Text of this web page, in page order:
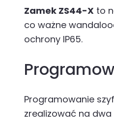
Zamek ZS44-X to
co ważne
ochrony IP65.
Programowanie
zrealizować na